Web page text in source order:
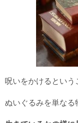
呪いをかけるという
ぬいぐるみを単なる